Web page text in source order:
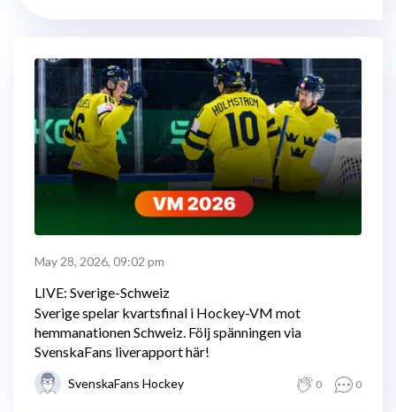
May 28, 2026, 09:02 pm
LIVE: Sverige-Schweiz
Sverige spelar kvartsfinal i Hockey-VM mot
hemmanationen Schweiz. Följ spänningen via
SvenskaFans liverapport här!
SvenskaFans Hockey 0 0